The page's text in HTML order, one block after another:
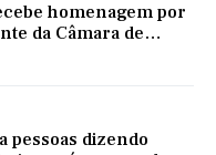
homenagem por
da Câmara de
pessoas dizendo